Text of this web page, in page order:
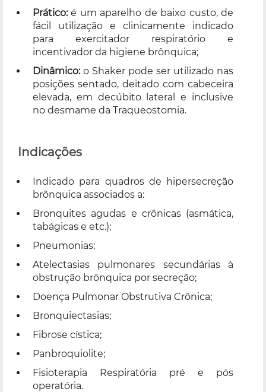
Prático:é um aparelho de baixo custo, de
fácil utilização e clinicamente indicado
para exercitador respiratório e
incentivador da higiene brônquica;
Dinâmico:o Shaker pode ser utilizado nas
posições sentado, deitado com cabeceira
elevada, em decúbito lateral e inclusive
no desmame da Traqueostomia.
Indicações
Indicado para quadros de hipersecreção
brônquica associados a:
Bronquites agudas e crônicas (asmática,
tabágicas e etc.);
Pneumonias;
Atelectasias pulmonares secundárias à
obstrução brônquica por secreção;
Doença Pulmonar Obstrutiva Crônica;
Bronquiectasias;
Fibrose cística;
Panbroquiolite;
Fisioterapia Respiratória pré e pós
operatória.